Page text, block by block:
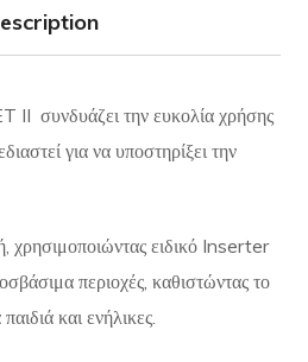
II συνδυάζει την ευκολία χρήσης
για να υποστηρίξει την
χρησιμοποιώντας ειδικό Inserter
περιοχές, καθιστώντας το
και ενήλικες.